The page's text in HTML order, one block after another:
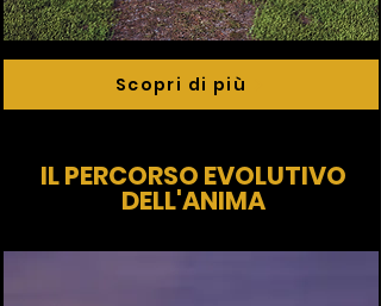
Scopri di più
IL PERCORSO EVOLUTIVO
DELL'ANIMA